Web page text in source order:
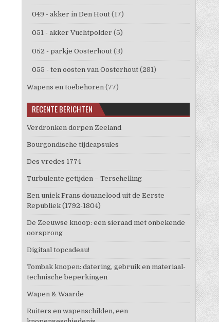
049 - akker in Den Hout (17)
051 - akker Vuchtpolder (5)
052 - parkje Oosterhout (3)
055 - ten oosten van Oosterhout (281)
Wapens en toebehoren (77)
RECENTE BERICHTEN
Verdronken dorpen Zeeland
Bourgondische tijdcapsules
Des vredes 1774
Turbulente getijden – Terschelling
Een uniek Frans douanelood uit de Eerste
Republiek (1792-1804)
De Zeeuwse knoop: een sieraad met onbekende
oorsprong
Digitaal topcadeau!
Tombak knopen: datering, gebruik en materiaal-
technische beperkingen
Wapen & Waarde
Ruiters en wapenschilden, een